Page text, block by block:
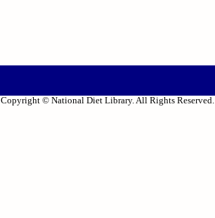
Copyright © National Diet Library. All Rights Reserved.